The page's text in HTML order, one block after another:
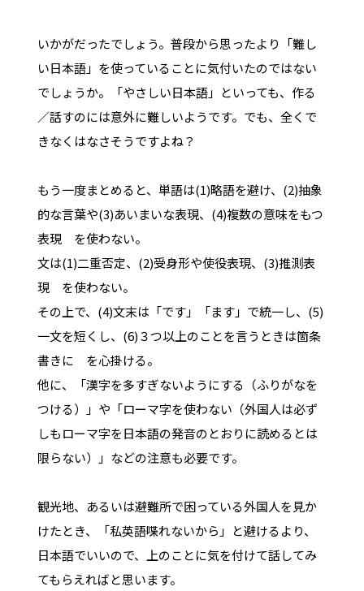
いかがだったでしょう。普段から思ったより「難し
い日本語」を使っていることに気付いたのではない
でしょうか。「やさしい日本語」といっても、作る
／話すのには意外に難しいようです。でも、全くで
きなくはなさそうですよね？
もう一度まとめると、単語は(1)略語を避け、(2)抽象
的な言葉や(3)あいまいな表現、(4)複数の意味をもつ
表現 を使わない。
文は(1)二重否定、(2)受身形や使役表現、(3)推測表
現 を使わない。
その上で、(4)文末は「です」「ます」で統一し、(5)
一文を短くし、(6)３つ以上のことを言うときは箇条
書きに を心掛ける。
他に、「漢字を多すぎないようにする（ふりがなを
つける）」や「ローマ字を使わない（外国人は必ず
しもローマ字を日本語の発音のとおりに読めるとは
限らない）」などの注意も必要です。
観光地、あるいは避難所で困っている外国人を見か
けたとき、「私英語喋れないから」と避けるより、
日本語でいいので、上のことに気を付けて話してみ
てもらえればと思います。